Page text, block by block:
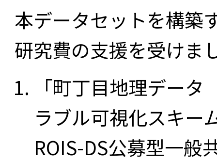
本データセットを構築
研究費の支援を受けま
「町丁目地理デー
ラブル可視化スキー
ROIS-DS公募型一般